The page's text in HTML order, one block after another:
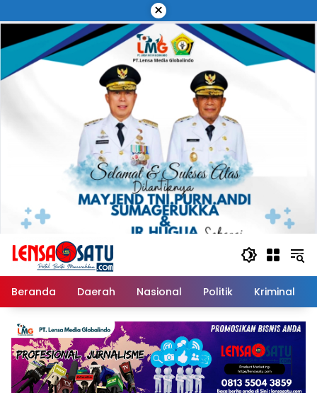
ke
konten
×
Beranda Daerah Nasional Politik Kriminal